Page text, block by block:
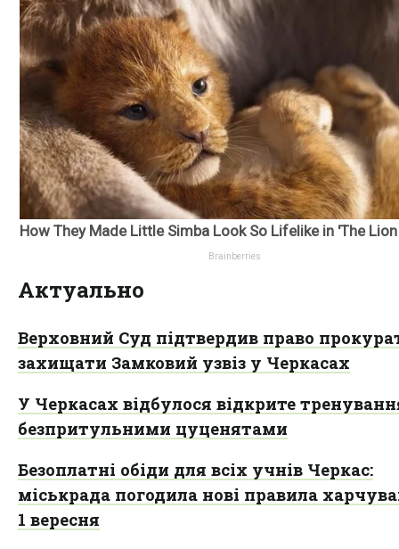
Актуально
Верховний Суд підтвердив право
захищати Замковий узвіз у Черкасах
У Черкасах відбулося відкрите
безпритульними цуценятами
Безоплатні обіди для всіх учнів Черкас:
міськрада погодила нові правила
1 вересня